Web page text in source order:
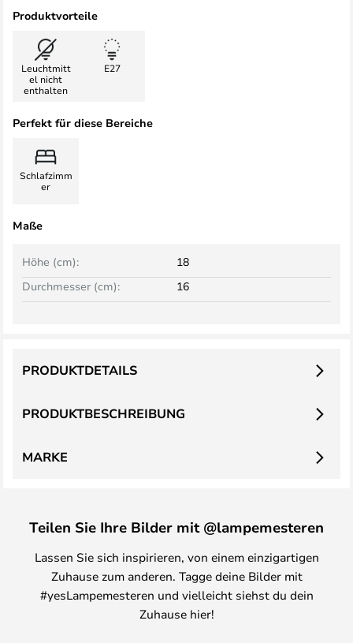
Produktvorteile
Leuchtmitt
el nicht
enthalten
E27
Perfekt für diese Bereiche
Schlafzimm
er
Maße
Höhe (cm):
18
Durchmesser (cm):
16
PRODUKTBESCHREIBUNG
PRODUKTDETAILS
MARKE
Teilen Sie Ihre Bilder mit @lampemesteren
Lassen Sie sich inspirieren, von einem einzigartigen
Zuhause zum anderen. Tagge deine Bilder mit
#yesLampemesteren und vielleicht siehst du dein
Zuhause hier!